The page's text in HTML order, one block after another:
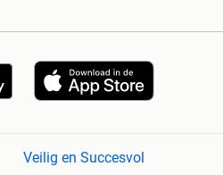
Veilig en Succesvol